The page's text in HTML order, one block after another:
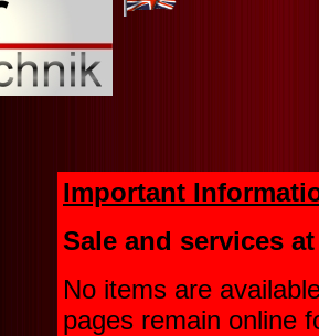
Important
Sale and services
No items are
pages remain online